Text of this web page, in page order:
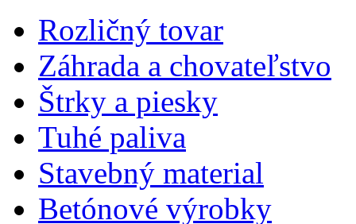
Rozličný tovar
Záhrada a chovateľstvo
Štrky a piesky
Tuhé paliva
Stavebný material
Betónové výrobky